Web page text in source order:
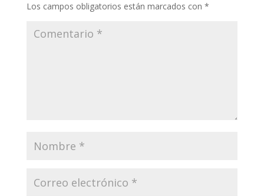
Los campos obligatorios están marcados con *